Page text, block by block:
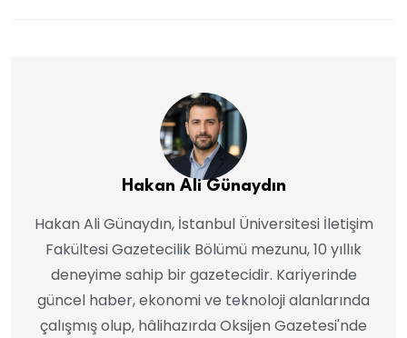
Hakan Ali Günaydın
Hakan Ali Günaydın, İstanbul Üniversitesi İletişim
Fakültesi Gazetecilik Bölümü mezunu, 10 yıllık
deneyime sahip bir gazetecidir. Kariyerinde
güncel haber, ekonomi ve teknoloji alanlarında
çalışmış olup, hâlihazırda Oksijen Gazetesi'nde